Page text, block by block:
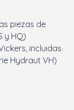
piezas de
y HQ)
incluidas
Hydraut VH)